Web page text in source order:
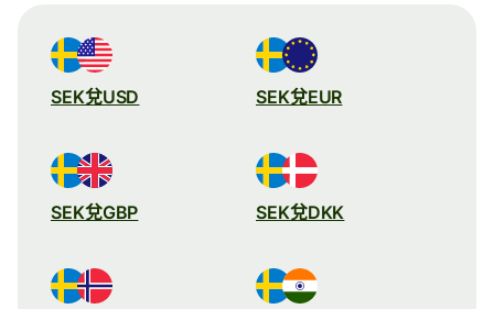
SEK兌USD SEK兌EUR
SEK兌GBP SEK兌DKK